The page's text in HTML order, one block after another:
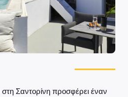
στη Σαντορίνη προσφέρει έναν